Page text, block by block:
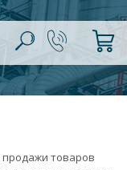
товаров